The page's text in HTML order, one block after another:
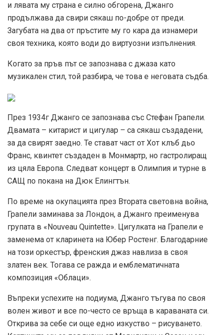
и лявата му страна е силно обгорена, Джанго
продължава да свири сякаш по-добре от преди.
Загубата на два от пръстите му го кара да изнамери
своя техника, която води до виртуозни изпълнения.
Когато за пръв път се запознава с джаза като
музикален стил, той разбира, че това е неговата съдба.
През 1934г Джанго се запознава със Стефан Грапели.
Двамата – китарист и цигулар – са сякаш създадени,
за да свирят заедно. Те стават част от Хот клъб дьо
Франс, квинтет създаден в Монмартр, но гастролиращ
из цяла Европа. Следват концерт в Олимпия и турне в
САЩ по покана на Дюк Елингтън.
По време на окупацията през Втората световна война,
Грапели заминава за Лондон, а Джанго преименува
групата в «Nouveau Quintette». Цигулката на Грапели е
заменема от кларинета на Юбер Ростенг. Благодарние
на този оркестър, френския джаз навлиза в своя
златен век. Тогава се ражда и емблематичната
композиция «Облаци».
Въпреки успехите на подиума, Джанго тъгува по своя
волен живот и все по-често се връща в караваната си.
Открива за себе си още едно изкуство – рисуването.